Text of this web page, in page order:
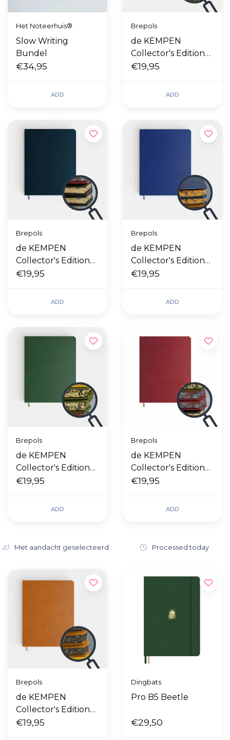
Het Noteerhuis®
Slow Writing
Bundel
€34,95
ADD
Brepols
de KEMPEN
Collector's Edition
Independent
€19,95
ADD
Brepols
de KEMPEN
Collector's Edition
Silence
€19,95
ADD
Brepols
de KEMPEN
Collector's Edition
Blue Note
€19,95
ADD
Brepols
de KEMPEN
Collector's Edition
Origin
€19,95
ADD
Brepols
de KEMPEN
Collector's Edition
Amarone
€19,95
ADD
Met aandacht geselecteerd Processed today
Brepols
de KEMPEN
Collector's Edition
Atlas
€19,95
Dingbats
Pro B5 Beetle
€29,50